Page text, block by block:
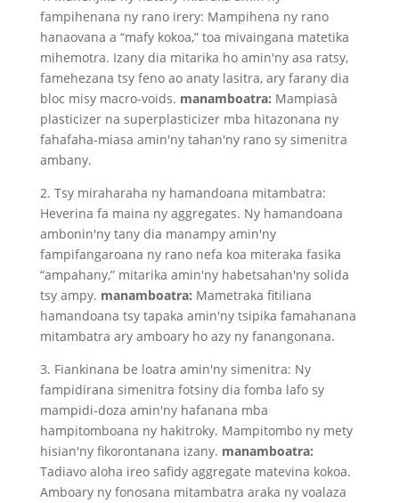
fampihenana ny rano irery: Mampihena ny rano
hanaovana a “mafy kokoa,” toa mivaingana matetika
mihemotra. Izany dia mitarika ho amin'ny asa ratsy,
famehezana tsy feno ao anaty lasitra, ary farany dia
bloc misy macro-voids. manamboatra: Mampiasà
plasticizer na superplasticizer mba hitazonana ny
fahafaha-miasa amin'ny tahan'ny rano sy simenitra
ambany.
2. Tsy miraharaha ny hamandoana mitambatra:
Heverina fa maina ny aggregates. Ny hamandoana
ambonin'ny tany dia manampy amin'ny
fampifangaroana ny rano nefa koa miteraka fasika
“ampahany,” mitarika amin'ny habetsahan'ny solida
tsy ampy. manamboatra: Mametraka fitiliana
hamandoana tsy tapaka amin'ny tsipika famahanana
mitambatra ary amboary ho azy ny fanangonana.
3. Fiankinana be loatra amin'ny simenitra: Ny
fampidirana simenitra fotsiny dia fomba lafo sy
mampidi-doza amin'ny hafanana mba
hampitomboana ny hakitroky. Mampitombo ny mety
hisian'ny fikorontanana izany. manamboatra:
Tadiavo aloha ireo safidy aggregate matevina kokoa.
Amboary ny fonosana mitambatra araka ny voalaza